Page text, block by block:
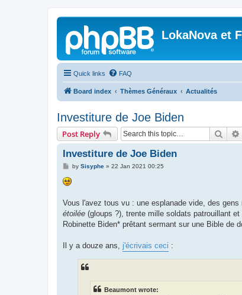
LokaNova et
Quick links FAQ
Board index Thèmes Généraux Actualités
Investiture de Joe Biden
Post Reply Search
Investiture de Joe Biden
P
s
t
by Sisyphe» 22 Jan 2021 00:25
Vous l'avez tous vu : une esplanade vide, des
étoilée (gloups ?), trente mille soldats patrouillant
Robinette Biden* prêtant sermant sur une Bible de
Il y a douze ans, j'écrivais ceci :
Beaumont wrote: